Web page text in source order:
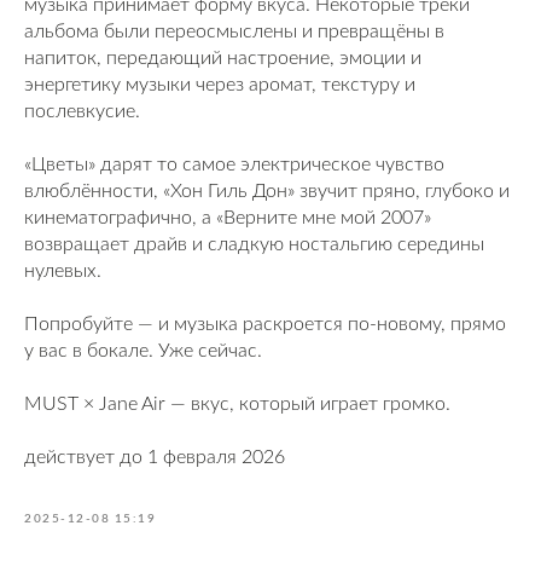
музыка принимает форму вкуса. Некоторые треки
альбома были переосмыслены и превращёны в
напиток, передающий настроение, эмоции и
энергетику музыки через аромат, текстуру и
послевкусие.
«Цветы» дарят то самое электрическое чувство
влюблённости, «Хон Гиль Дон» звучит пряно, глубоко и
кинематографично, а «Верните мне мой 2007»
возвращает драйв и сладкую ностальгию середины
нулевых.
Попробуйте — и музыка раскроется по-новому, прямо
у вас в бокале. Уже сейчас.
MUST × Jane Air — вкус, который играет громко.
действует до 1 февраля 2026
2025-12-08 15:19